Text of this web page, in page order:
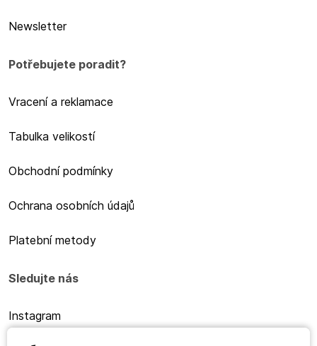
Newsletter
Potřebujete poradit?
Vracení a reklamace
Tabulka velikostí
Obchodní podmínky
Ochrana osobních údajů
Platební metody
Sledujte nás
Instagram